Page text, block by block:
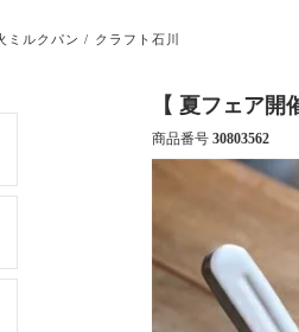
ミルクパン / クラフト石川
【 夏フェア開
商品番号 30803562